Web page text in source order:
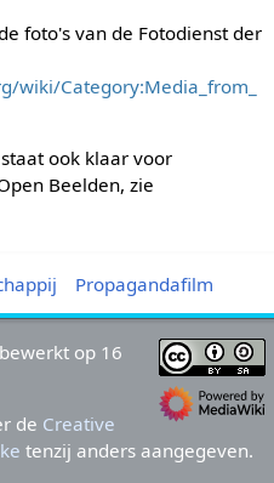
foto's van de Fotodienst der
wiki/Category:Media_from_
ook klaar voor
Beelden, zie
Propagandafilm
op 16
de Creative
tenzij anders aangegeven.